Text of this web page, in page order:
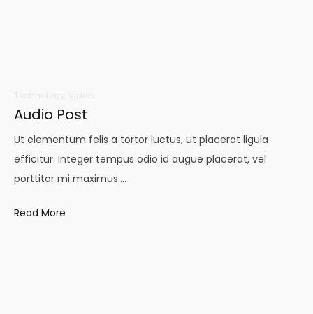
Technology Video
Audio Post
Ut elementum felis a tortor luctus, ut placerat ligula
efficitur. Integer tempus odio id augue placerat, vel
porttitor mi maximus.…
Read More